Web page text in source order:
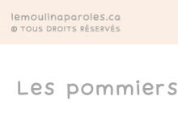
Les pommiers